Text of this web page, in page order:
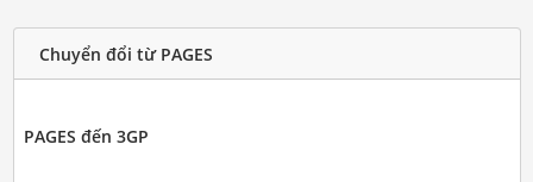
Chuyển đổi từ PAGES
PAGES đến 3GP